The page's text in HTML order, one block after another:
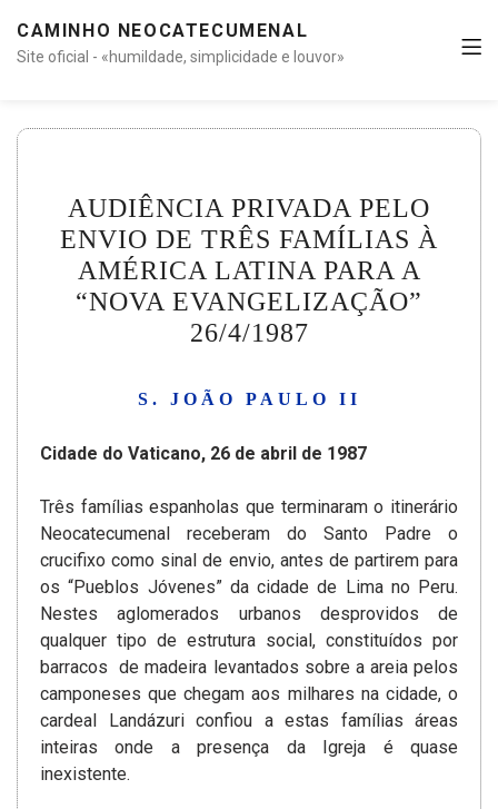
CAMINHO NEOCATECUMENAL
Site oficial - «humildade, simplicidade e louvor»
AUDIÊNCIA PRIVADA PELO
ENVIO DE TRÊS FAMÍLIAS À
AMÉRICA LATINA PARA A
“NOVA EVANGELIZAÇÃO”
26/4/1987
S. JOÃO PAULO II
Cidade do Vaticano, 26 de abril de 1987
Três famílias espanholas que terminaram o itinerário
Neocatecumenal receberam do Santo Padre o
crucifixo como sinal de envio, antes de partirem para
os “Pueblos Jóvenes” da cidade de Lima no Peru.
Nestes aglomerados urbanos desprovidos de
qualquer tipo de estrutura social, constituídos por
barracos de madeira levantados sobre a areia pelos
camponeses que chegam aos milhares na cidade, o
cardeal Landázuri confiou a estas famílias áreas
inteiras onde a presença da Igreja é quase
inexistente­.